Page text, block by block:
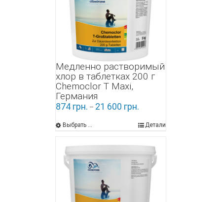
Медленно растворимый
хлор в таблетках 200 г
Chemoclor Т Maxi,
Германия
874 грн. – 21 600 грн.
Выбрать ... Детали